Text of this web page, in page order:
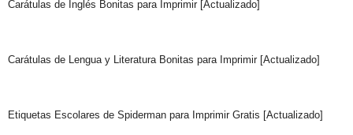
Carátulas de Inglés Bonitas para Imprimir [Actualizado]
Carátulas de Lengua y Literatura Bonitas para Imprimir [Actualizado]
Etiquetas Escolares de Spiderman para Imprimir Gratis [Actualizado]